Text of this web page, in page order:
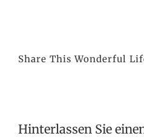
Share This Wonderful
Hinterlassen Sie